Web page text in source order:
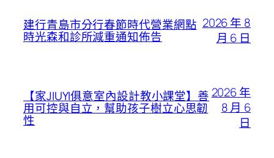
建行青島市分行春節時代營業網點
時光森和診所減重通知佈告
2026 年 8
月 6 日
【家JIUYI俱意室內設計教小課堂】善
用可控與自立，幫助孩子樹立心思韌
性
2026 年
8 月 6
日